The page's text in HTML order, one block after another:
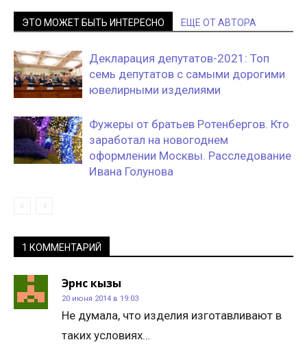
ЭТО МОЖЕТ БЫТЬ ИНТЕРЕСНО ЕЩЕ ОТ АВТОРА
Декларация депутатов-2021: Топ
семь депутатов с самыми дорогими
ювелирными изделиями
Фужеры от братьев Ротенбергов. Кто
заработал на новогоднем
оформлении Москвы. Расследование
Ивана Голунова
1 КОММЕНТАРИЙ
Эрнс кызы
20 июня 2014 в 19:03
Не думала, что изделия изготавливают в
таких условиях…